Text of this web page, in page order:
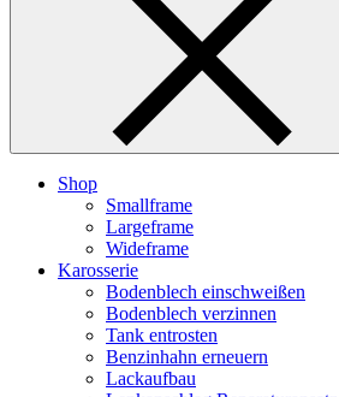
Shop
Smallframe
Largeframe
Wideframe
Karosserie
Bodenblech einschweißen
Bodenblech verzinnen
Tank entrosten
Benzinhahn erneuern
Lackaufbau